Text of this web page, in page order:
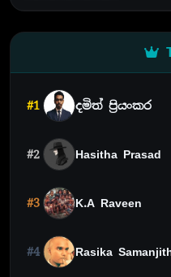
#1 දමිත් ප්‍රියංකර
#2 Hasitha Prasad
#3 K.A Raveen
#4 Rasika